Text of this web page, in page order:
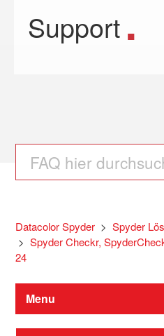
Support
Datacolor Spyder
Spyder
Spyder Checkr,
24
Menu